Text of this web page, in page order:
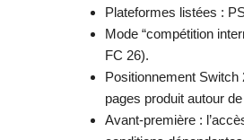
Plateformes listées :
Mode “compétition
FC 26).
Positionnement Switch
pages produit autour
Avant-première :